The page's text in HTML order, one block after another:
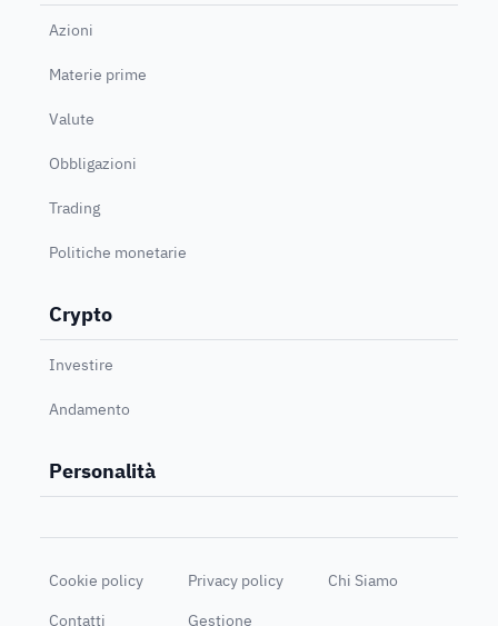
Azioni
Materie prime
Valute
Obbligazioni
Trading
Politiche monetarie
Crypto
Investire
Andamento
Personalità
Cookie policy Privacy policy
Chi Siamo
Contatti
Gestione